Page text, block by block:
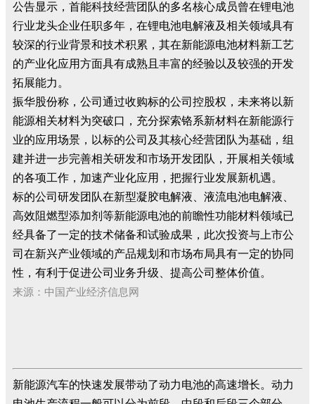
公告显示，首能科技经营团队的多名核心成员曾在锂电池
行业龙头企业任职多年，在锂电池电解液及相关领域具有
较深的行业背景和技术积累，其在新能源电池材料新工艺
的产业化应用方面具有成熟且丰富的经验以及较强的开发
拓展能力。
振华股份称，公司通过收购标的公司控股权，未来将以新
能源相关材料为突破口，充分探索铬系新材料在新能源行
业的应用场景，以标的公司及其核心经营团队为基础，组
建并进一步完善相关研发和市场开发团队，开展相关领域
的各项工作，加速产业化应用，把握行业发展新机遇。
标的公司研发团队在新型凝胶电解液、液流电池电解液、
高效阻燃型添加剂等新能源电池的前瞻性功能材料领域已
经具备了一定的技术储备和试验成果，此次投资与上市公
司在新兴产业领域的产品规划和市场布局具有一定的协同
性，有利于促进公司业务升级、提高公司整体价值。
来源：中国产业经济信息网
新能源汽车的快速发展带动了动力电池的高速增长。动力